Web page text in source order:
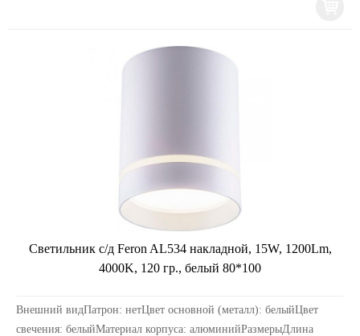
Светильник с/д Feron AL534 накладной, 15W, 1200Lm,
4000K, 120 гр., белый 80*100
Внешний видПатрон: нетЦвет основной (металл): белыйЦвет
свечения: белыйМатериал корпуса: алюминийРазмерыДлина